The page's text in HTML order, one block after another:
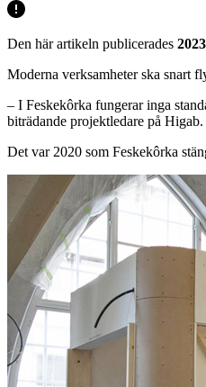
Den här artikeln publicerades
Moderna verksamheter ska snart
– I Feskekôrka fungerar inga
biträdande projektledare på Higab.
Det var 2020 som Feskekôrka